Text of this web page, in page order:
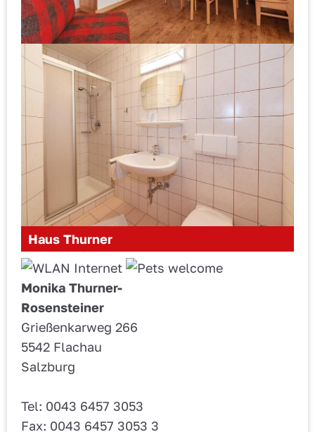
Haus Thurner
Monika Thurner-
Rosensteiner
Grießenkarweg 266
5542 Flachau
Salzburg
Tel: 0043 6457 3053
Fax: 0043 6457 3053 3